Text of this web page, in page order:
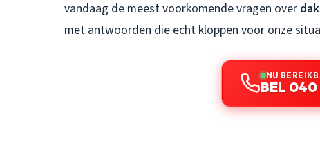
vandaag de meest voorkomende vragen over
met antwoorden die echt kloppen voor onze
NU
BEL